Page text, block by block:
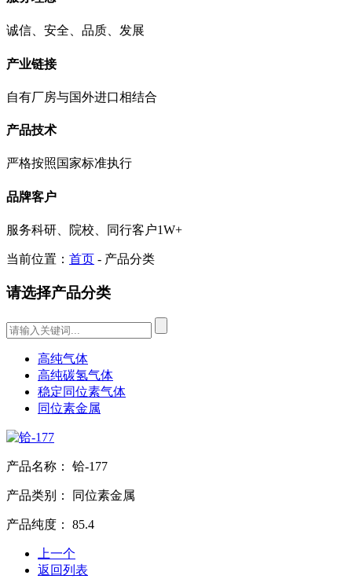
诚信、安全、品质、发展
产业链接
自有厂房与国外进口相结合
产品技术
严格按照国家标准执行
品牌客户
服务科研、院校、同行客户1W+
当前位置： 首页 - 产品分类
请选择产品分类
高纯气体
高纯碳氢气体
稳定同位素气体
同位素金属
产品名称： 铪-177
产品类别： 同位素金属
产品纯度： 85.4
上一个
返回列表